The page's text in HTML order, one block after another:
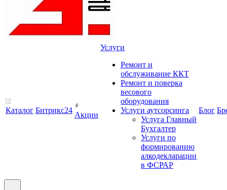
Каталог Битрикс24
Акции
Услуги
Ремонт и
обслуживание ККТ
Ремонт и поверка
весового
оборудования
Услуги аутсорсинга
Услуга Главный
Бухгалтер
Услуги по
формированию
алкодекларации
в ФСРАР
Блог